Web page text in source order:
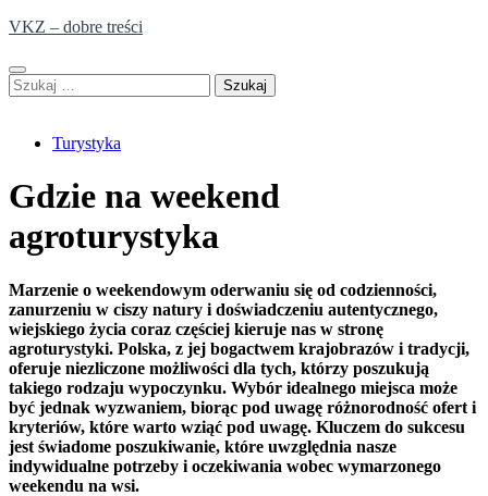
Skip
content
VKZ – dobre treści
Szukaj:
Turystyka
Gdzie na weekend
agroturystyka
Marzenie o weekendowym oderwaniu się od codzienności,
zanurzeniu w ciszy natury i doświadczeniu autentycznego,
wiejskiego życia coraz częściej kieruje nas w stronę
agroturystyki. Polska, z jej bogactwem krajobrazów i tradycji,
oferuje niezliczone możliwości dla tych, którzy poszukują
takiego rodzaju wypoczynku. Wybór idealnego miejsca może
być jednak wyzwaniem, biorąc pod uwagę różnorodność ofert i
kryteriów, które warto wziąć pod uwagę. Kluczem do sukcesu
jest świadome poszukiwanie, które uwzględnia nasze
indywidualne potrzeby i oczekiwania wobec wymarzonego
weekendu na wsi.